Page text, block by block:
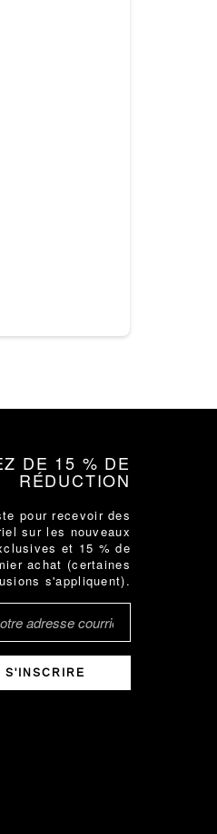
DE 15 % DE
RÉDUCTION
pour recevoir des
sur les nouveaux
et 15 % de
achat (certaines
s'appliquent).
S'INSCRIRE